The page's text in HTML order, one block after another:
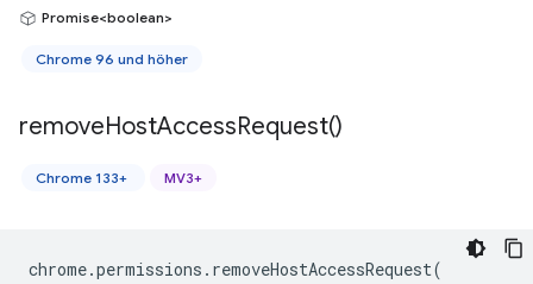
Promise<boolean>
Chrome 96 und höher
removeHostAccessRequest()
Chrome 133+ MV3+
chrome.permissions . removeHostAccessRequest(